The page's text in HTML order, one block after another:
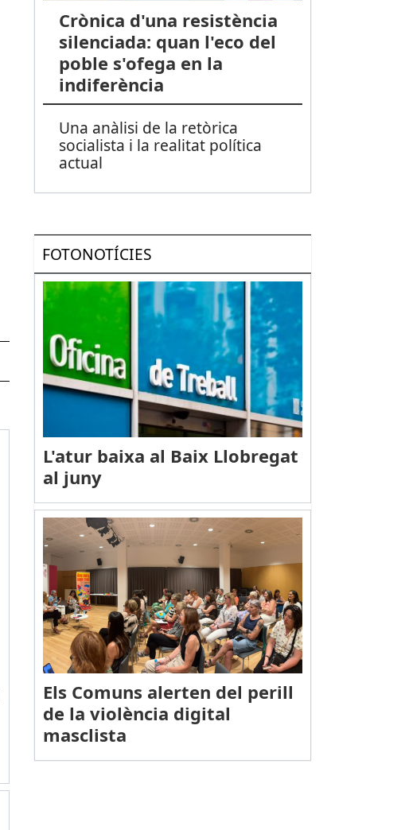
Crònica d'una resistència
silenciada: quan l'eco del
poble s'ofega en la
indiferència
Una anàlisi de la retòrica
socialista i la realitat política
actual
FOTONOTÍCIES
L'atur baixa al Baix Llobregat
al juny
Els Comuns alerten del perill
de la violència digital
masclista